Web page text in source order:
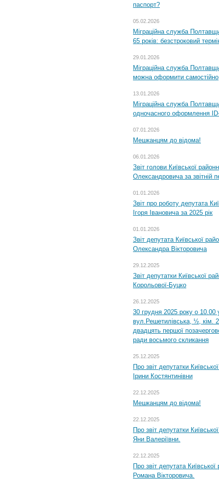
паспорт?
05.02.2026
Міграційна служба
65 років: безстроковий
29.01.2026
Міграційна служба
можна оформити самостійно
13.01.2026
Міграційна служба
одночасного оформлення
07.01.2026
Мешканцям до відома!
06.01.2026
Звіт голови Київської
Олександровича за звітній
01.01.2026
Звіт про роботу депутата
Ігоря Івановича за 2025 рік
01.01.2026
Звіт депутата Київської
Олександра Вікторовича
29.12.2025
Звіт депутатки Київської
Корольової-Буцко
26.12.2025
30 грудня 2025 року о 10.00
вул.Решетилівська, ½, кім.
двадцять першої
ради восьмого скликання
25.12.2025
Про звіт депутатки
Ірини Костянтинівни
22.12.2025
Мешканцям до відома!
22.12.2025
Про звіт депутатки
Яни Валеріївни.
22.12.2025
Про звіт депутата
Романа Вікторовича.